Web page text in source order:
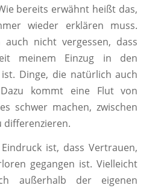
bereits erwähnt heißt das,
wieder erklären muss.
nicht vergessen, dass
meinem Einzug in den
Dinge, die natürlich auch
kommt eine Flut von
schwer machen, zwischen
differenzieren.
ist, dass Vertrauen,
gegangen ist. Vielleicht
außerhalb der eigenen